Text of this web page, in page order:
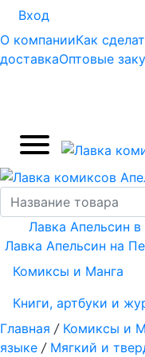
Вход
О компанииКак
доставкаОптовые
Лавка Апельсин
Лавка Апельсин на
Комиксы и Манга
Книги, артбуки и
Главная / Комиксы и
языке / Мягкий и